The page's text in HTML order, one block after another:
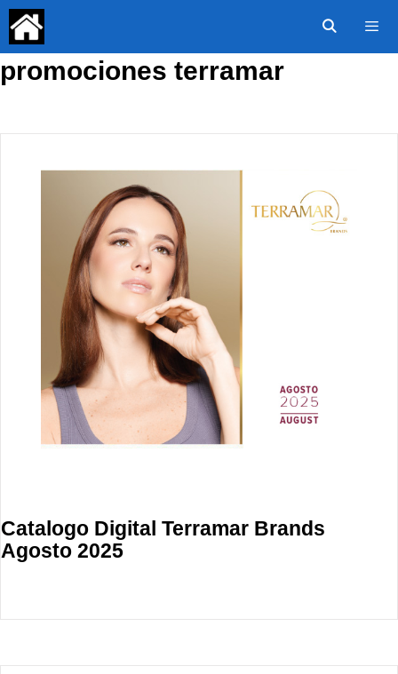
Saltar
contenido
promociones terramar
Catalogo Digital Terramar Brands
Agosto 2025